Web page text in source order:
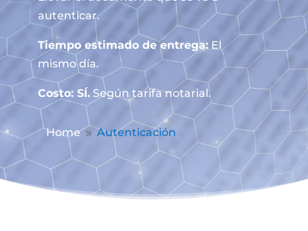
autenticar.
Tiempo estimado de entrega:El
mismo día.
Costo: SÍ.Según tarifa notarial.
Home 9 Autenticación